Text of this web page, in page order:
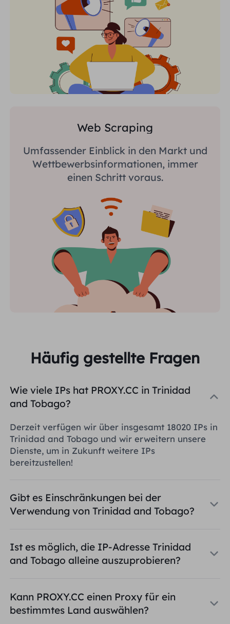
Web Scraping
Umfassender Einblick in den Markt und
Wettbewerbsinformationen, immer
einen Schritt voraus.
Häufig gestellte Fragen
Wie viele IPs hat PROXY.CC in Trinidad
and Tobago?
Derzeit verfügen wir über insgesamt 18020 IPs in
Trinidad and Tobago und wir erweitern unsere
Dienste, um in Zukunft weitere IPs
bereitzustellen!
Gibt es Einschränkungen bei der
Verwendung von Trinidad and Tobago?
Ist es möglich, die IP-Adresse Trinidad
and Tobago alleine auszuprobieren?
Kann PROXY.CC einen Proxy für ein
bestimmtes Land auswählen?